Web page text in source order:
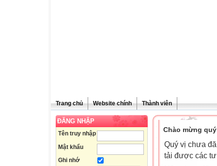
Trang chủ Website chính Thành viên
ĐĂNG NHẬP
Tên truy nhập
Mật khẩu
Ghi nhớ
Chào mừng
Quý vị chưa
tải được các